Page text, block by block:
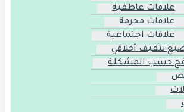
علاقات عاطفية
علاقات محرمة
علاقات اجتماعية
تثقيف أخلاقي
حسب المشكلة